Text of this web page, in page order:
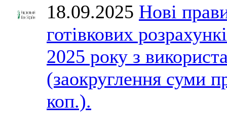
18.09.2025 Нові
готівкових
2025 року з
(заокруглення суми
коп.).